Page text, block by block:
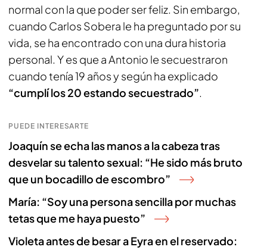
normal con la que poder ser feliz. Sin embargo,
cuando Carlos Sobera le ha preguntado por su
vida, se ha encontrado con una dura historia
personal. Y es que a Antonio le secuestraron
cuando tenía 19 años y según ha explicado
“cumplí los 20 estando secuestrado”.
PUEDE INTERESARTE
Joaquín se echa las manos a la cabeza tras
desvelar su talento sexual: “He sido más bruto
que un bocadillo de escombro”
María: “Soy una persona sencilla por muchas
tetas que me haya puesto”
Violeta antes de besar a Eyra en el reservado: